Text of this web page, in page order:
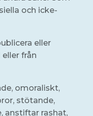
och icke-
eller
från
omoraliskt,
stötande,
anstiftar rashat,